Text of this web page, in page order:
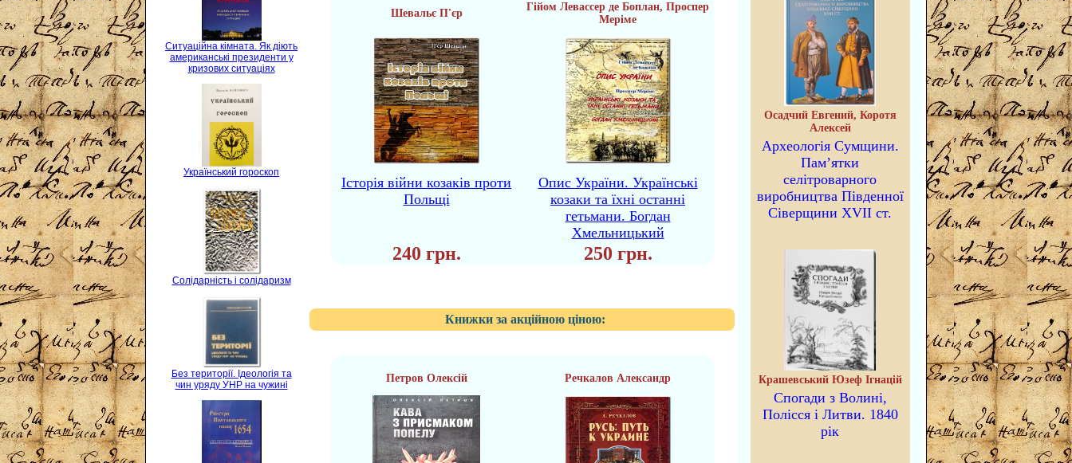
Ситуаційна кімната. Як діють
американські президенти у
кризових ситуаціях
Український гороскоп
Солідарність і солідаризм
Без території. Ідеологія та
чин уряду УНР на чужині
Шевальє П'єр
Гійом Левассер де Боплан, Проспер
Меріме
Історія війни козаків проти
Польщі
Опис України. Українські
козаки та їхні останні
гетьмани. Богдан
Хмельницький
240 грн. 250 грн.
Книжки за акційною ціною:
Петров Олексій Речкалов Александр
Осадчий Евгений, Коротя
Алексей
Археологія Сумщини.
Пам’ятки
селітроварного
виробництва Південної
Сіверщини XVII ст.
Крашевський Юзеф Ігнацій
Спогади з Волині,
Полісся і Литви. 1840
рік